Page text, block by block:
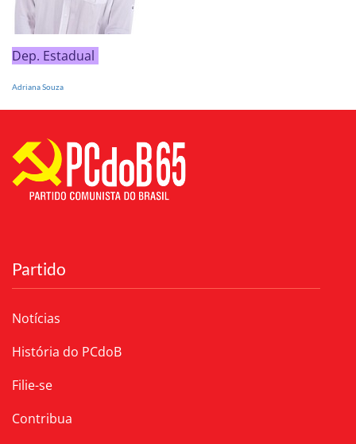
Dep. Estadual
Adriana Souza
Partido
Notícias
História do PCdoB
Filie-se
Contribua